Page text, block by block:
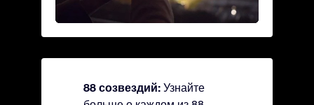
88 созвездий: Узнайте